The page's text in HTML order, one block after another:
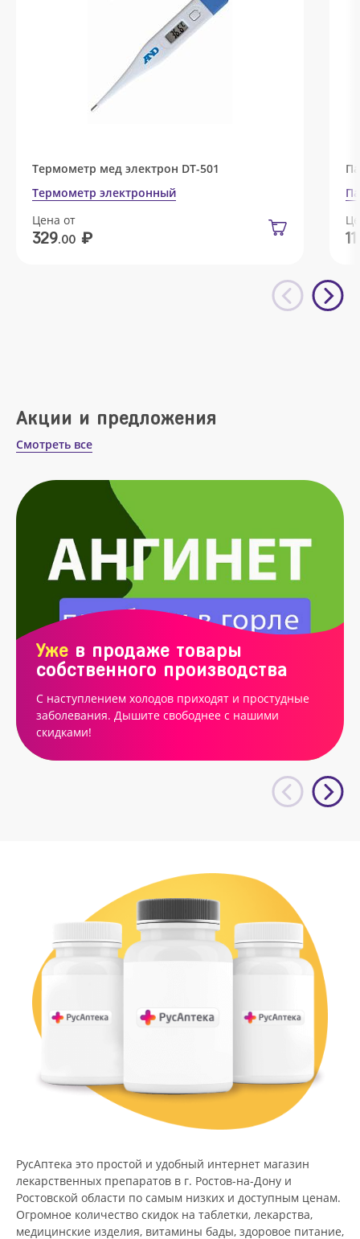
Термометр мед электрон DT-501
Термометр электронный
Цена от
329.00 ₽ 11
Акции и предложения
Смотреть все
Уже в продаже товары
собственного производства
С наступлением холодов приходят и простудные
заболевания. Дышите свободнее с нашими
скидками!
РусАптека это простой и удобный интернет магазин
лекарственных препаратов в г. Ростов-на-Дону и
Ростовской области по самым низких и доступным ценам.
Огромное количество скидок на таблетки, лекарства,
медицинские изделия, витамины бады, здоровое питание,